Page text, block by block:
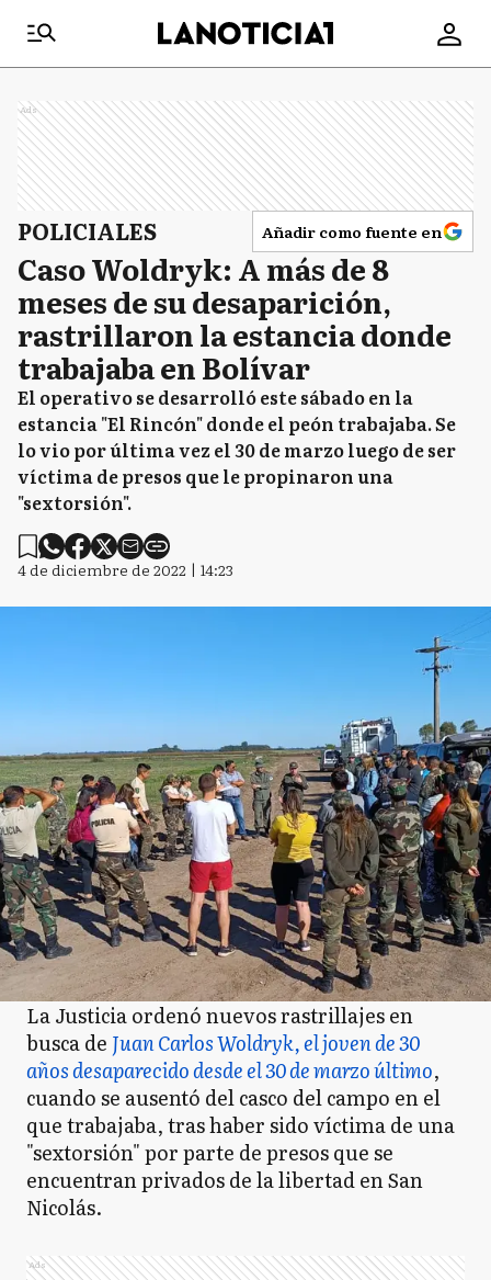
Ads
POLICIALES Añadir como fuente en
Caso Woldryk: A más de 8
meses de su desaparición,
rastrillaron la estancia donde
trabajaba en Bolívar
El operativo se desarrolló este sábado en la
estancia "El Rincón" donde el peón trabajaba. Se
lo vio por última vez el 30 de marzo luego de ser
víctima de presos que le propinaron una
"sextorsión".
4 de diciembre de 2022 | 14:23
La Justicia ordenó nuevos rastrillajes en
busca de Juan Carlos Woldryk, el joven de 30
años desaparecido desde el 30 de marzo último,
cuando se ausentó del casco del campo en el
que trabajaba, tras haber sido víctima de una
"sextorsión" por parte de presos que se
encuentran privados de la libertad en San
Nicolás.
Ads